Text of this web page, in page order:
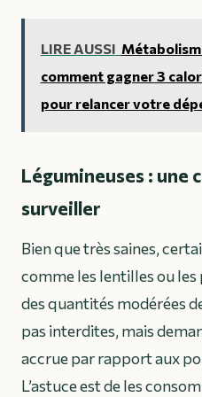
LIRE AUSSI
comment gagner 3
pour relancer votre
Légumineuses : une
surveiller
Bien que très saines,
comme les lentilles ou
des quantités modérées
pas interdites, mais
accrue par rapport aux
L’astuce est de les